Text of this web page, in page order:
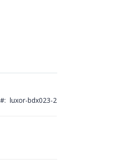
luxor-bdx023-2